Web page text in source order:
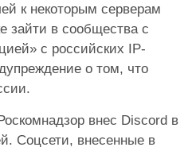
к некоторым серверам
зайти в сообщества с
с российских IP-
о том, что
внес Discord в
Соцсети, внесенные в